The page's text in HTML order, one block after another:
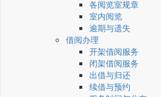
各阅览室规章
室内阅览
逾期与遗失
借阅办理
开架借阅服务
闭架借阅服务
出借与归还
续借与预约